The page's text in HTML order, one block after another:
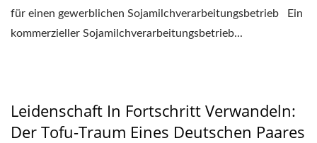
für einen gewerblichen Sojamilchverarbeitungsbetrieb Ein
kommerzieller Sojamilchverarbeitungsbetrieb...
Leidenschaft In Fortschritt Verwandeln:
Der Tofu-Traum Eines Deutschen Paares